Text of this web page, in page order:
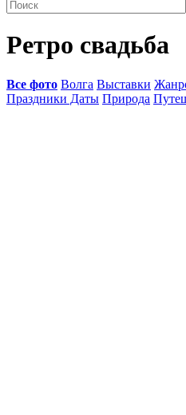
Ретро свадьба
Все фото Волга Выставки
Праздники Даты Природа